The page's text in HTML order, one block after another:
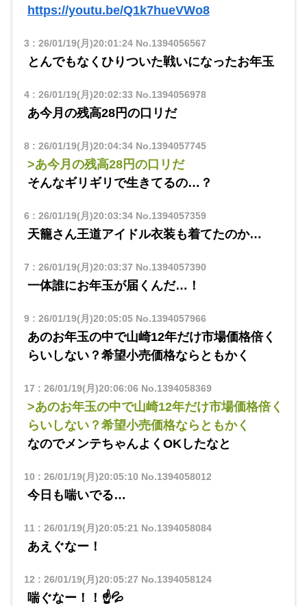
https://youtu.be/Q1k7hueVWo8
3 : 26/01/19(月)20:01:24No.1394056567
とんでもなくひりついた戦いになったお年玉
4: 26/01/19(月)20:02:33 No.1394056978
あ今月の残高28円の口リだ
8: 26/01/19(月)20:04:34No.1394057745
>あ今月の残高28円の口リだ
そんなギリギリで生きてるの…？
6 : 26/01/19(月)20:03:34No.1394057359
天籠さん王道アイドル衣装も着てたのか…
7 : 26/01/19(月)20:03:37 No.1394057390
一体誰にお年玉が届くんだ…！
9: 26/01/19(月)20:05:05No.1394057966
あのお年玉の中で山崎12年だけ市場価格倍く
らいしない？希望小売価格ならともかく
17 : 26/01/19(月)20:06:06 No.1394058369
>あのお年玉の中で山崎12年だけ市場価格倍く
らいしない？希望小売価格ならともかく
なのでメンテちゃんよくOKしたなと
10 : 26/01/19(月)20:05:10 No.1394058012
今日も喘いでる…
11: 26/01/19(月)20:05:21No.1394058084
あえぐなー！
12 : 26/01/19(月)20:05:27 No.1394058124
喘ぐなー！！☝💦